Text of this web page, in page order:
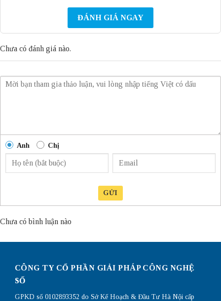
ĐÁNH GIÁ NGAY
Chưa có đánh giá nào.
Anh Chị
GỬI
Chưa có bình luận nào
CÔNG TY CỔ PHẦN GIẢI PHÁP CÔNG NGHỆ
SỐ
GPKD số 0102893352 do Sở Kế Hoạch & Đầu Tư Hà Nội cấp